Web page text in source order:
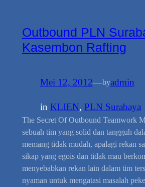
Outbound PLN
Kasembon Rafting
Mei 12, 2012—byadmin
in KLIEN, PLN Surabaya
The Secret Of Outbound Teamwork
sebuah tim yang solid dan tangguh
memang tidak mudah, apalagi rekan
sikap yang egois dan tidak mau
menyebabkan rekan lain dalam tim
nyaman untuk mengatasi masalah